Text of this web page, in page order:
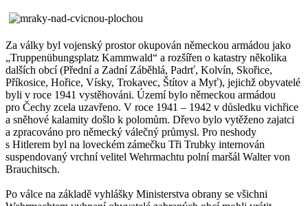
Za války byl vojenský prostor okupován německou armádou jako
„Truppenübungsplatz Kammwald“ a rozšířen o katastry několika
dalších obcí (Přední a Zadní Záběhlá, Padrť, Kolvín, Skořice,
Příkosice, Hořice, Vísky, Trokavec, Štítov a Myť), jejichž obyvatelé
byli v roce 1941 vystěhováni. Území bylo německou armádou
pro Čechy zcela uzavřeno. V roce 1941 – 1942 v důsledku vichřice
a sněhové kalamity došlo k polomům. Dřevo bylo vytěženo zajatci
a zpracováno pro německý válečný průmysl. Pro neshody
s Hitlerem byl na loveckém zámečku Tři Trubky internován
suspendovaný vrchní velitel Wehrmachtu polní maršál Walter von
Brauchitsch.
Po válce na základě vyhlášky Ministerstva obrany se všichni